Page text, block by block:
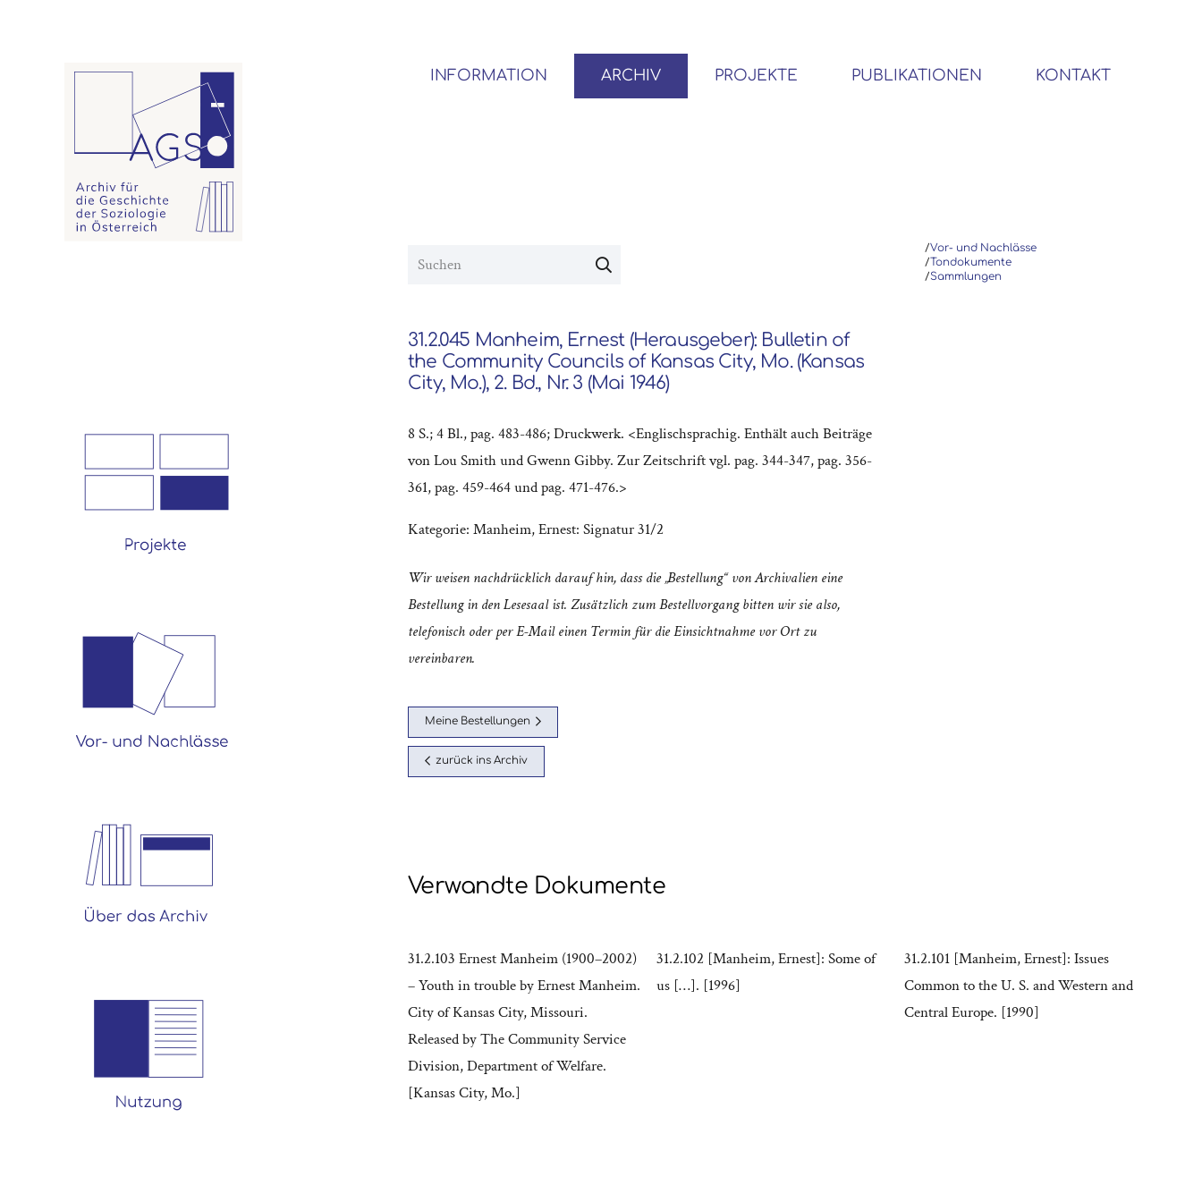
INFORMATION ARCHIV PROJEKTE PUBLIKATIONEN KONTAKT
/Vor- und Nachlässe
/Tondokumente
/Sammlungen
31.2.045 Manheim, Ernest (Herausgeber): Bulletin of
the Community Councils of Kansas City, Mo. (Kansas
City, Mo.), 2. Bd., Nr. 3 (Mai 1946)
8 S.; 4 Bl., pag. 483-486; Druckwerk. <Englischsprachig. Enthält auch Beiträge
von Lou Smith und Gwenn Gibby. Zur Zeitschrift vgl. pag. 344-347, pag. 356-
361, pag. 459-464 und pag. 471-476.>
Kategorie: Manheim, Ernest: Signatur 31/2
Wir weisen nachdrücklich darauf hin, dass die „Bestellung“ von Archivalien eine
Bestellung in den Lesesaal ist. Zusätzlich zum Bestellvorgang bitten wir sie also,
telefonisch oder per E-Mail einen Termin für die Einsichtnahme vor Ort zu
vereinbaren.
Meine Bestellungen
zurück ins Archiv
Verwandte Dokumente
31.2.103 Ernest Manheim (1900–2002)
– Youth in trouble by Ernest Manheim.
City of Kansas City, Missouri.
Released by The Community Service
Division, Department of Welfare.
[Kansas City, Mo.]
31.2.102 [Manheim, Ernest]: Some of
us […]. [1996]
31.2.101 [Manheim, Ernest]: Issues
Common to the U. S. and Western and
Central Europe. [1990]